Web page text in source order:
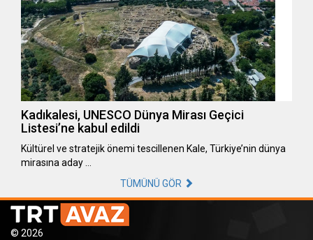
Kadıkalesi, UNESCO Dünya Mirası Geçici
Listesi’ne kabul edildi
Kültürel ve stratejik önemi tescillenen Kale, Türkiye’nin dünya
mirasına aday …
TÜMÜNÜ GÖR
© 2026